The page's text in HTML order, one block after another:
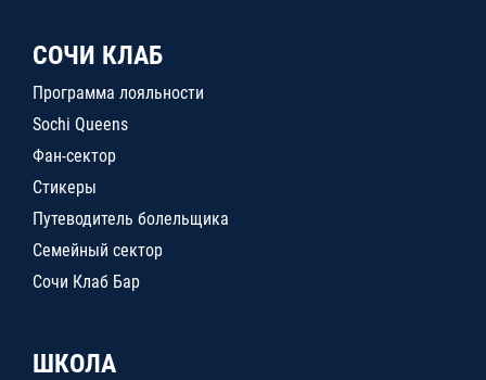
СОЧИ КЛАБ
Программа лояльности
Sochi Queens
Фан-сектор
Стикеры
Путеводитель болельщика
Семейный сектор
Сочи Клаб Бар
ШКОЛА